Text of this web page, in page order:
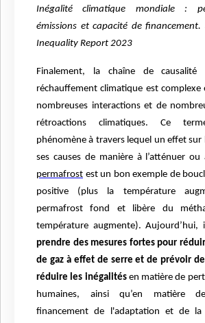
Inégalité climatique mondiale :
émissions et capacité de financement.
Inequality Report 2023
Finalement, la chaîne de
réchauffement climatique est complexe
nombreuses interactions et de
rétroactions climatiques. Ce
phénomène à travers lequel un effet sur
ses causes de manière à l’atténuer ou
permafrost est un bon exemple de
positive (plus la température
permafrost fond et libère du
température augmente).
prendre des mesures fortes pour
de gaz à effet de serre et de prévoir
réduire les inégalitésen matière de
humaines, ainsi qu’en matière
financement de l'adaptation et de la